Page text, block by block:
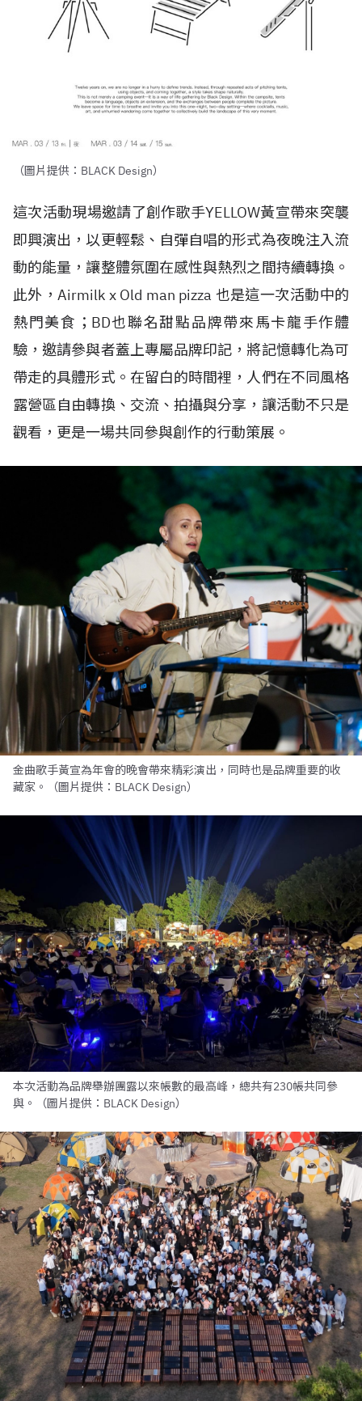
（圖片提供：BLACK Design）
這次活動現場邀請了創作歌手YELLOW黃宣帶來突襲
即興演出，以更輕鬆、自彈自唱的形式為夜晚注入流
動的能量，讓整體氛圍在感性與熱烈之間持續轉換。
此外，Airmilk x Old man pizza 也是這一次活動中的
熱門美食；BD也聯名甜點品牌帶來馬卡龍手作體
驗，邀請參與者蓋上專屬品牌印記，將記憶轉化為可
帶走的具體形式。在留白的時間裡，人們在不同風格
露營區自由轉換、交流、拍攝與分享，讓活動不只是
觀看，更是一場共同參與創作的行動策展。
金曲歌手黃宣為年會的晚會帶來精彩演出，同時也是品牌重要的收
藏家。（圖片提供：BLACK Design）
本次活動為品牌舉辦團露以來帳數的最高峰，總共有230帳共同參
與。（圖片提供：BLACK Design）